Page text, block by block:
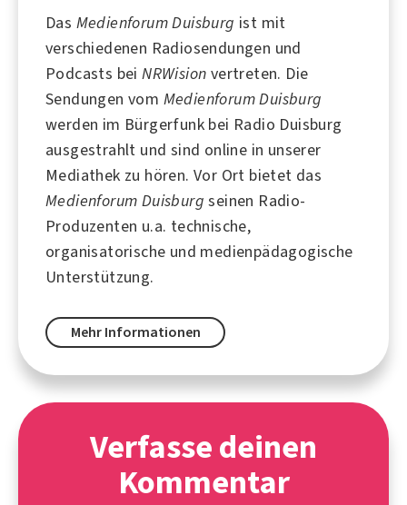
Das Medienforum Duisburg ist mit
verschiedenen Radiosendungen und
Podcasts beiNRWision vertreten. Die
Sendungen vom Medienforum Duisburg
werden im Bürgerfunk bei Radio Duisburg
ausgestrahlt und sind online in unserer
Mediathek zu hören. Vor Ort bietet das
Medienforum Duisburg seinen Radio-
Produzenten u.a. technische,
organisatorische und medienpädagogische
Unterstützung.
Mehr Informationen
Verfasse deinen
Kommentar